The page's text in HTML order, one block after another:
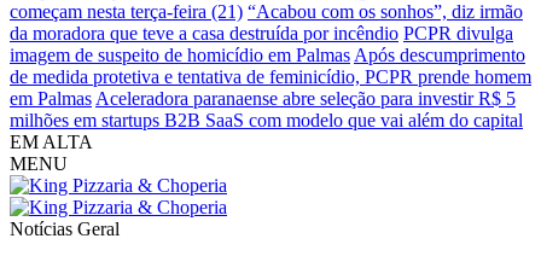
começam nesta terça-feira (21) “Acabou com os sonhos”, diz irmão
da moradora que teve a casa destruída por incêndio PCPR divulga
imagem de suspeito de homicídio em Palmas Após descumprimento
de medida protetiva e tentativa de feminicídio, PCPR prende homem
em Palmas Aceleradora paranaense abre seleção para investir R$ 5
milhões em startups B2B SaaS com modelo que vai além do capital
EM ALTA
MENU
Notícias Geral